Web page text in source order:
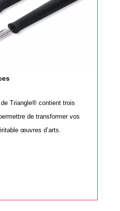
Triangle® contient trois
de transformer vos
œuvres d’arts.